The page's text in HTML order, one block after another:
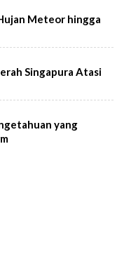
Meteor hingga
Singapura Atasi
yang